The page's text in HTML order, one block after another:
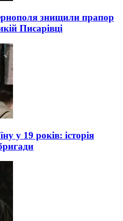
знищили прапор
Писарівці
у 19 років: історія